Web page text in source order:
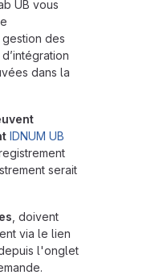
UB vous
des
dans la
IDNUM UB
serait
, doivent
via le lien
l'onglet